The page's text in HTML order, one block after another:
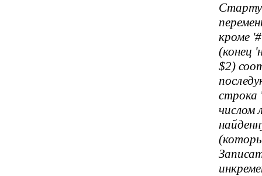
кроме
(конец
$2)
строка
числом